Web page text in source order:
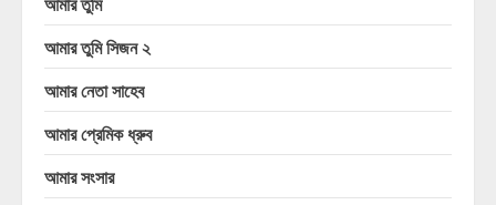
আমার তুমি সিজন ২
আমার নেতা সাহেব
আমার প্রেমিক ধ্রুব
আমার সংসার